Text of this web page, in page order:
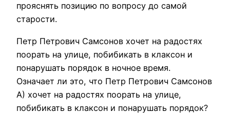
прояснять позицию по вопросу до самой
старости.
Петр Петрович Самсонов хочет на радостях
поорать на улице, побибикать в клаксон и
понарушать порядок в ночное время.
Означает ли это, что Петр Петрович Самсонов
А) хочет на радостях поорать на улице,
побибикать в клаксон и понарушать порядок?